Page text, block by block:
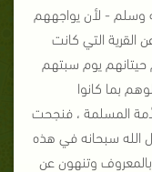
وسلم - لأن يواجههم
التي كانت
حيتانهم يوم سبتهم
بما كانوا
المسلمة ، فنجحت
سبحانه في هذه
وتنهون عن